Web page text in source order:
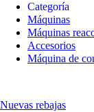
Categoría
Máquinas
Máquinas
Accesorios
Máquina de
Nuevas rebajas